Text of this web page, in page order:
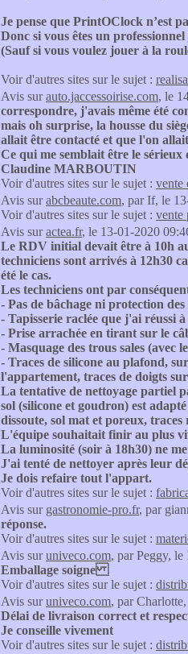
Je pense que PrintOClock n’est
Donc si vous êtes un
(Sauf si vous voulez jouer à la
Voir d'autres sites sur le sujet :
Avis surauto.jaccessoirise.com, le
correspondre, j'avais même été
mais oh surprise, la housse du
allait être contacté et que l'on
Ce qui me semblait être le sérieux
Claudine MARBOUTIN
Voir d'autres sites sur le sujet : vente
Avis surabcbeaute.com, par If, le
Voir d'autres sites sur le sujet : vente
Avis suractea.fr, le 13-01-2020
Le RDV initial devait être à 10h
techniciens sont arrivés à 12h30
été le cas.
Les techniciens ont par
- Pas de bâchage ni protection des
- Tapisserie raclée que j'ai réussi
- Prise arrachée en tirant sur le
- Masquage des trous sales (avec
- Traces de silicone au plafond,
l'appartement, traces de doigts
La tentative de nettoyage partiel
sol (silicone et goudron) est
dissoute, sol mat et poreux,
L'équipe souhaitait finir au plus
La luminosité (soir à 18h30) ne
J'ai tenté de nettoyer après leur
Je dois refaire tout l'appart.
Voir d'autres sites sur le sujet :
Avis sur gastronomie-pro.fr, par
réponse.
Voir d'autres sites sur le sujet :
Avis suruniveco.com, par Peggy,
Emballage soigne
Voir d'autres sites sur le sujet :
Avis suruniveco.com, par
Délai de livraison correct et
Je conseille vivement
Voir d'autres sites sur le sujet :